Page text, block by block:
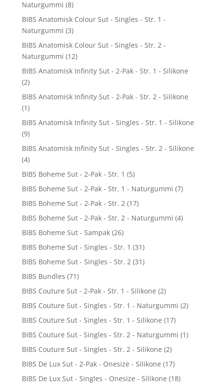
Naturgummi (8)
BIBS Anatomisk Colour Sut - Singles - Str. 1 -
Naturgummi (3)
BIBS Anatomisk Colour Sut - Singles - Str. 2 -
Naturgummi (12)
BIBS Anatomisk Infinity Sut - 2-Pak - Str. 1 - Silikone
(2)
BIBS Anatomisk Infinity Sut - 2-Pak - Str. 2 - Silikone
(1)
BIBS Anatomisk Infinity Sut - Singles - Str. 1 - Silikone
(9)
BIBS Anatomisk Infinity Sut - Singles - Str. 2 - Silikone
(4)
BIBS Boheme Sut - 2-Pak - Str. 1 (5)
BIBS Boheme Sut - 2-Pak - Str. 1 - Naturgummi (7)
BIBS Boheme Sut - 2-Pak - Str. 2 (17)
BIBS Boheme Sut - 2-Pak - Str. 2 - Naturgummi (4)
BIBS Boheme Sut - Sampak (26)
BIBS Boheme Sut - Singles - Str. 1 (31)
BIBS Boheme Sut - Singles - Str. 2 (31)
BIBS Bundles (71)
BIBS Couture Sut - 2-Pak - Str. 1 - Silikone (2)
BIBS Couture Sut - Singles - Str. 1 - Naturgummi (2)
BIBS Couture Sut - Singles - Str. 1 - Silikone (17)
BIBS Couture Sut - Singles - Str. 2 - Naturgummi (1)
BIBS Couture Sut - Singles - Str. 2 - Silikone (2)
BIBS De Lux Sut - 2-Pak - Onesize - Silikone (17)
BIBS De Lux Sut - Singles - Onesize - Silikone (18)